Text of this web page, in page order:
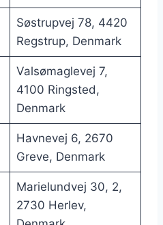
Søstrupvej 78, 4420
Regstrup, Denmark
Valsømaglevej 7,
4100 Ringsted,
Denmark
Havnevej 6, 2670
Greve, Denmark
Marielundvej 30, 2,
2730 Herlev,